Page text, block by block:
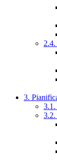
3.